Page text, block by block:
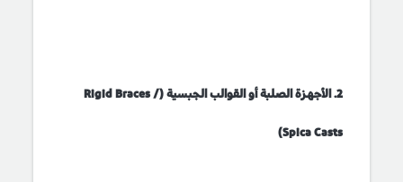
2. الأجهزة الصلبة أو القوالب الجبسية (Rigid Braces /
Spica Casts)